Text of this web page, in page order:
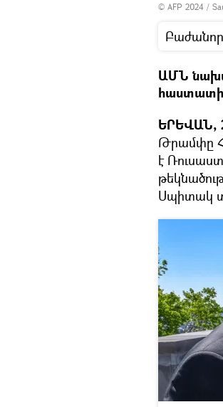
© AFP 2024 /
ԱՄՆ
հաստատի
ԵՐԵՎԱՆ,
Թրամփը
է
Սպիտակ